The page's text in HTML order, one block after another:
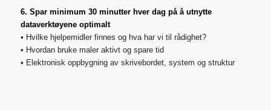
6. Spar minimum 30 minutter hver dag på å utnytte
dataverktøyene optimalt
• Hvilke hjelpemidler finnes og hva har vi til rådighet?
• Hvordan bruke maler aktivt og spare tid
• Elektronisk oppbygning av skrivebordet, system og struktur